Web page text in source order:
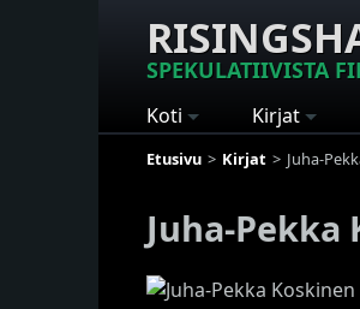
SPEKULATIIVISTA
Koti Kirjat
Etusivu Kirjat Juha-
Juha-Pekka